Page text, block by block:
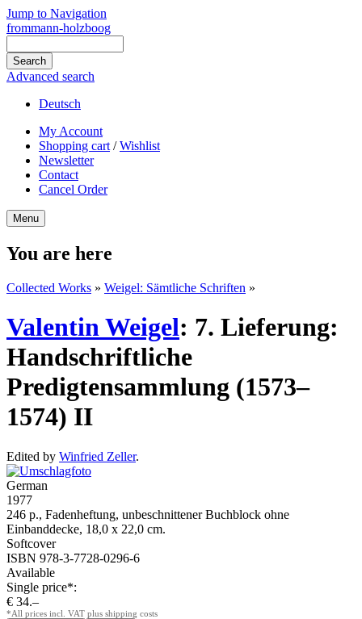
Jump to Navigation
frommann-holzboog
Advanced search
Deutsch
My Account
Shopping cart /Wishlist
Newsletter
Contact
Cancel Order
Menu
You are here
Collected Works » Weigel: Sämtliche Schriften »
Valentin Weigel: 7. Lieferung:
Handschriftliche
Predigtensammlung (1573–
1574) II
Edited by Winfried Zeller.
German
1977
246 p., Fadenheftung, unbeschnittener Buchblock ohne
Einbanddecke, 18,0 x 22,0 cm.
Softcover
ISBN 978-3-7728-0296-6
Available
Single price*:
€ 34.–
*All prices incl. VAT plus shipping costs